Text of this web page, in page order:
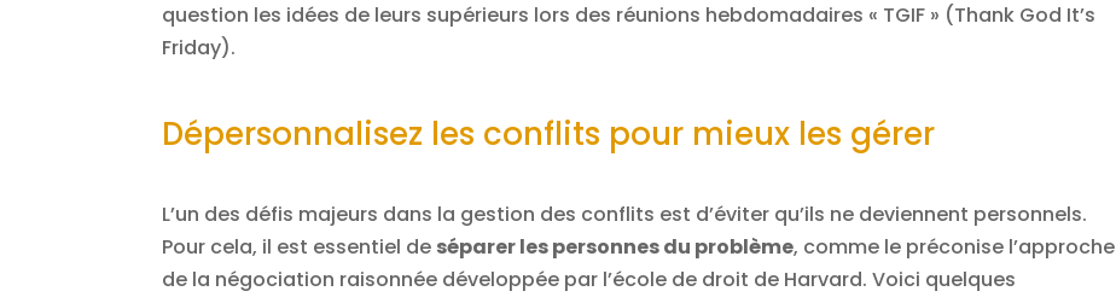
question les idées de leurs supérieurs lors des réunions hebdomadaires « TGIF » (Thank God It’s
Friday).
Dépersonnalisez les conflits pour mieux les gérer
L’un des défis majeurs dans la gestion des conflits est d’éviter qu’ils ne deviennent personnels.
Pour cela, il est essentiel de séparer les personnes du problème, comme le préconise l’approche
de la négociation raisonnée développée par l’école de droit de Harvard. Voici quelques